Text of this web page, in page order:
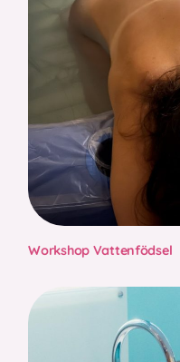
Workshop Vattenfödsel